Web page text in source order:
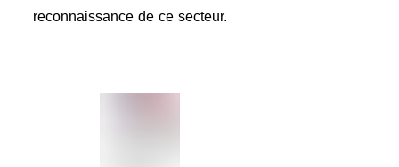
reconnaissance de ce secteur.